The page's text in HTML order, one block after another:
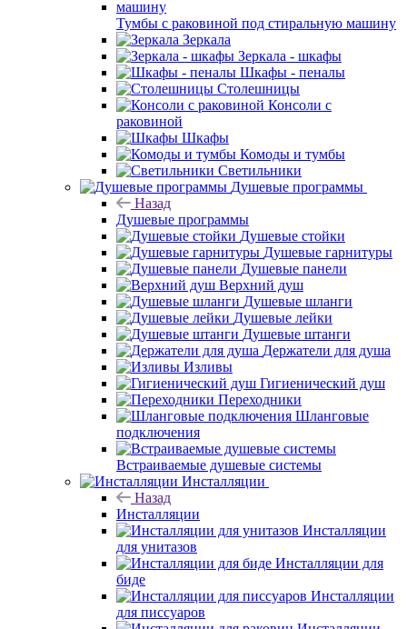
Тумбы с раковиной под стиральную машину
Зеркала
Зеркала - шкафы
Шкафы - пеналы
Столешницы
Консоли с
раковиной
Шкафы
Комоды и тумбы
Светильники
Душевые программы
Назад
Душевые программы
Душевые стойки
Душевые гарнитуры
Душевые панели
Верхний душ
Душевые шланги
Душевые лейки
Душевые штанги
Держатели для душа
Изливы
Гигиенический душ
Переходники
Шланговые
подключения
Встраиваемые душевые системы
Инсталляции
Назад
Инсталляции
Инсталляции
для унитазов
Инсталляции для
биде
Инсталляции
для писсуаров